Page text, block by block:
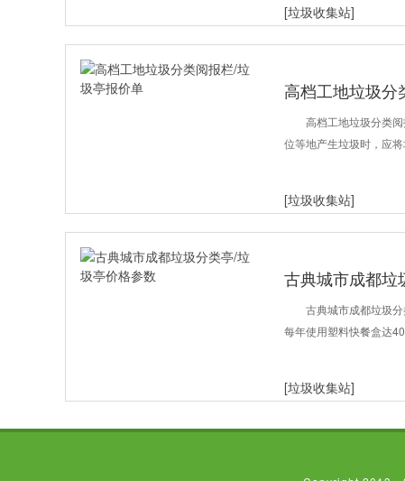
[垃圾收集站]
高档工地垃圾分
高档工地垃圾分类
位等地产生垃圾时，应
[垃圾收集站]
古典城市成都垃
古典城市成都垃圾
每年使用塑料快餐盒达
[垃圾收集站]